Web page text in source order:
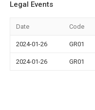
Legal Events
Date Code
2024-01-26 GR01
2024-01-26 GR01